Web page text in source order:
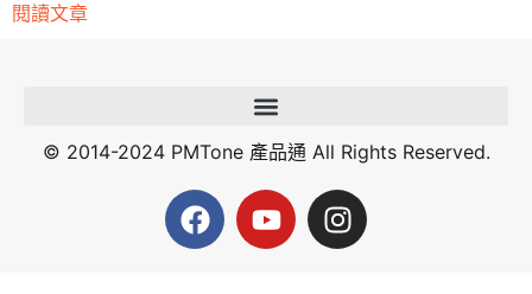
閱讀文章
© 2014-2024 PMTone 產品通 All Rights Reserved.